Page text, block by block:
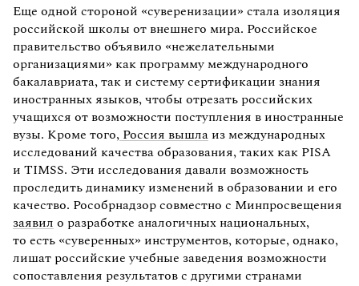
Еще одной стороной «суверенизации» стала изоляция
российской школы от внешнего мира. Российское
правительство объявило «нежелательными
организациями» как программу международного
бакалавриата, так и систему сертификации знания
иностранных языков, чтобы отрезать российских
учащихся от возможности поступления в иностранные
вузы. Кроме того, Россия вышла из международных
исследований качества образования, таких как PISA
и TIMSS. Эти исследования давали возможность
проследить динамику изменений в образовании и его
качество. Рособрнадзор совместно с Минпросвещения
заявил о разработке аналогичных национальных,
то есть «суверенных» инструментов, которые, однако,
лишат российские учебные заведения возможности
сопоставления результатов с другими странами